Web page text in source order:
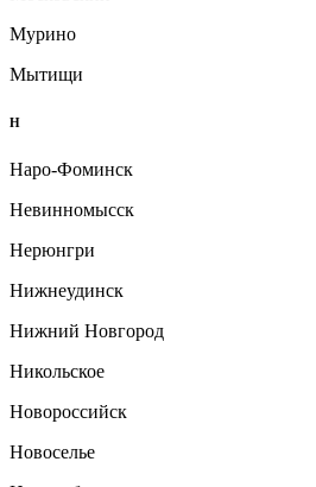
Мурино
Мытищи
Н
Наро-Фоминск
Невинномысск
Нерюнгри
Нижнеудинск
Нижний Новгород
Никольское
Новороссийск
Новоселье